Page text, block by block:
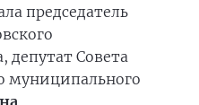
председатель
депутат Совета
муниципального